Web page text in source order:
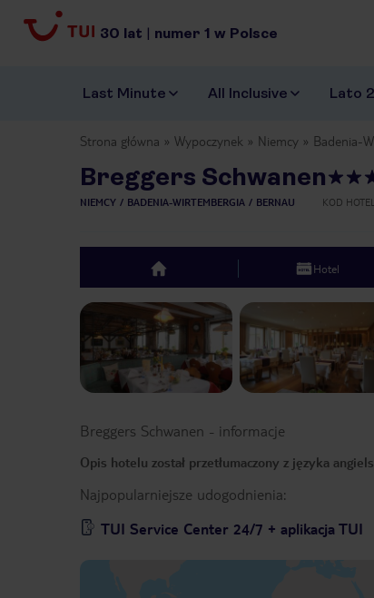
30 lat | numer 1 w Polsce
Last Minute All Inclusive Lato
Strona główna Wypoczynek Niemcy Badenia-
Breggers Schwanen
NIEMCY BADENIA-WIRTEMBERGIA BERNAU KOD
top Hotel
Previous slide
Breggers Schwanen - informacje
Opis hotelu został przetłumaczony z języka
Najpopularniejsze udogodnienia:
TUI Service Center 24/7 + aplikacja TUI